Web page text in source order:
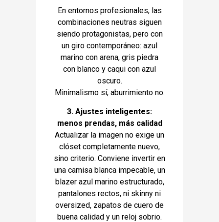
En entornos profesionales, las
combinaciones neutras siguen
siendo protagonistas, pero con
un giro contemporáneo: azul
marino con arena, gris piedra
con blanco y caqui con azul
oscuro.
Minimalismo sí, aburrimiento no.
3. Ajustes inteligentes:
menos prendas, más calidad
Actualizar la imagen no exige un
clóset completamente nuevo,
sino criterio. Conviene invertir en
una camisa blanca impecable, un
blazer azul marino estructurado,
pantalones rectos, ni skinny ni
oversized, zapatos de cuero de
buena calidad y un reloj sobrio.